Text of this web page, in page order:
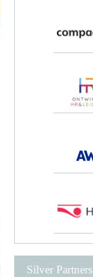
Silver Partners